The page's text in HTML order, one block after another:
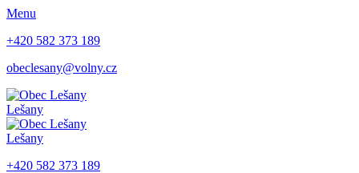
Menu
+420 582 373 189
obeclesany@volny.cz
Lešany
Lešany
+420 582 373 189